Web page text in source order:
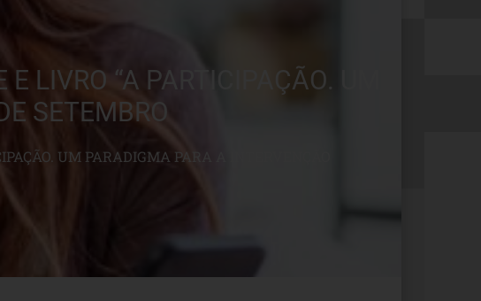
LIVRO “A PARTICIPAÇÃO. UM
SETEMBRO
UM PARADIGMA PARA A INTERVENÇÃO